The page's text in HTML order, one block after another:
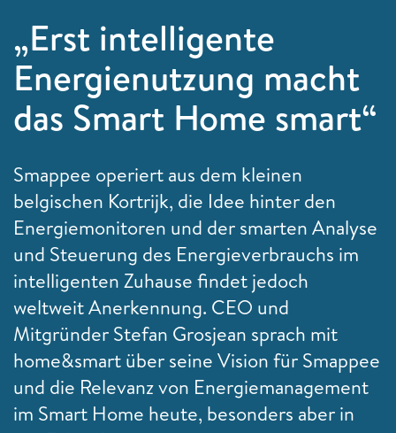
„Erst intelligente
Energienutzung macht
das Smart Home smart“
Smappee operiert aus dem kleinen
belgischen Kortrijk, die Idee hinter den
Energiemonitoren und der smarten Analyse
und Steuerung des Energieverbrauchs im
intelligenten Zuhause findet jedoch
weltweit Anerkennung. CEO und
Mitgründer Stefan Grosjean sprach mit
home&smart über seine Vision für Smappee
und die Relevanz von Energiemanagement
im Smart Home heute, besonders aber in